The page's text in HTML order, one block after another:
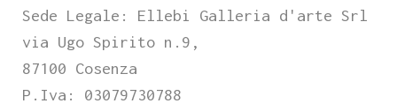
Sede Legale: Ellebi Galleria d'arte Srl
via Ugo Spirito n.9,
87100 Cosenza
P.Iva: 03079730788